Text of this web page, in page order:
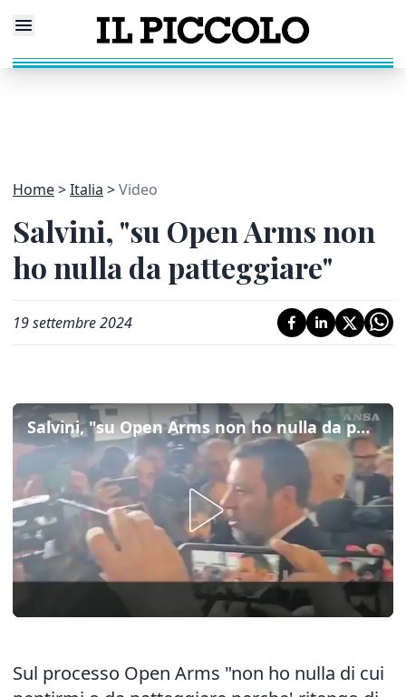
Home Italia Video
Salvini, "su Open Arms non
ho nulla da patteggiare"
19 settembre 2024
Salvini, "su Open Arms non ho nulla da patteggiare"
Sul processo Open Arms "non ho nulla di cui